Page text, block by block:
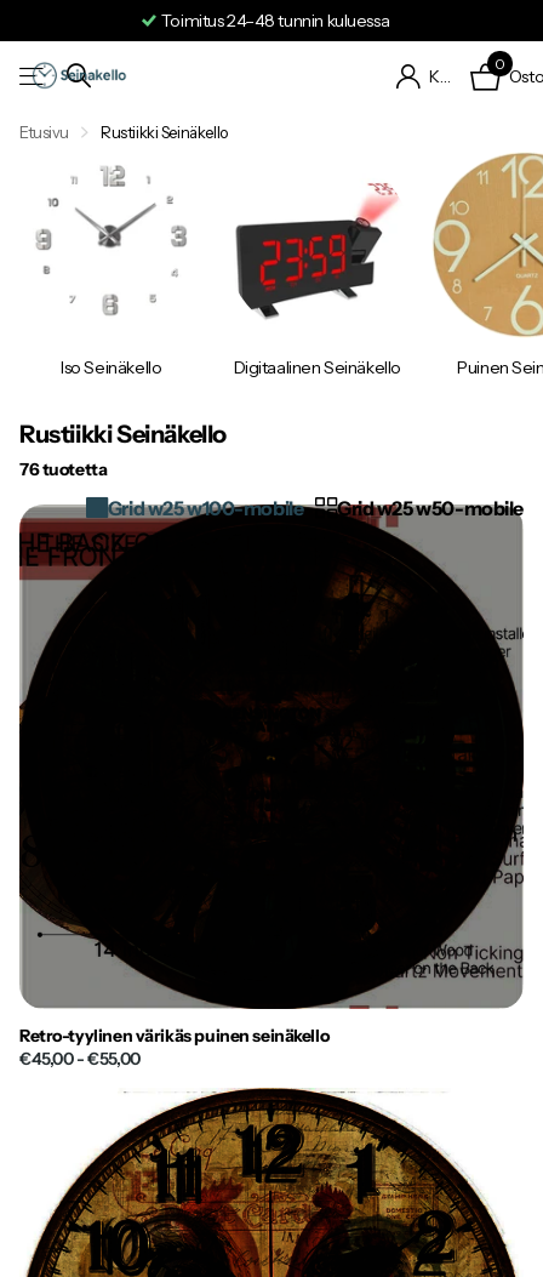
Ilmainen toimitus kotiisi
0
Etusivu Rustiikki Seinäkello
Iso Seinäkello Digitaalinen Seinäkello Puinen
Rustiikki Seinäkello
76 tuotetta
Grid w25 w100-mobile Grid w25 w50-mobile
Retro-tyylinen värikäs puinen seinäkello
€45,00- €55,00